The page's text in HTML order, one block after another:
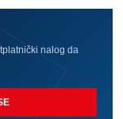
nalog da